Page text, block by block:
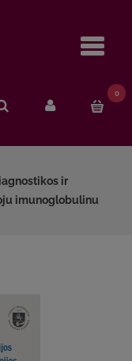
0
ir
imunoglobulinu